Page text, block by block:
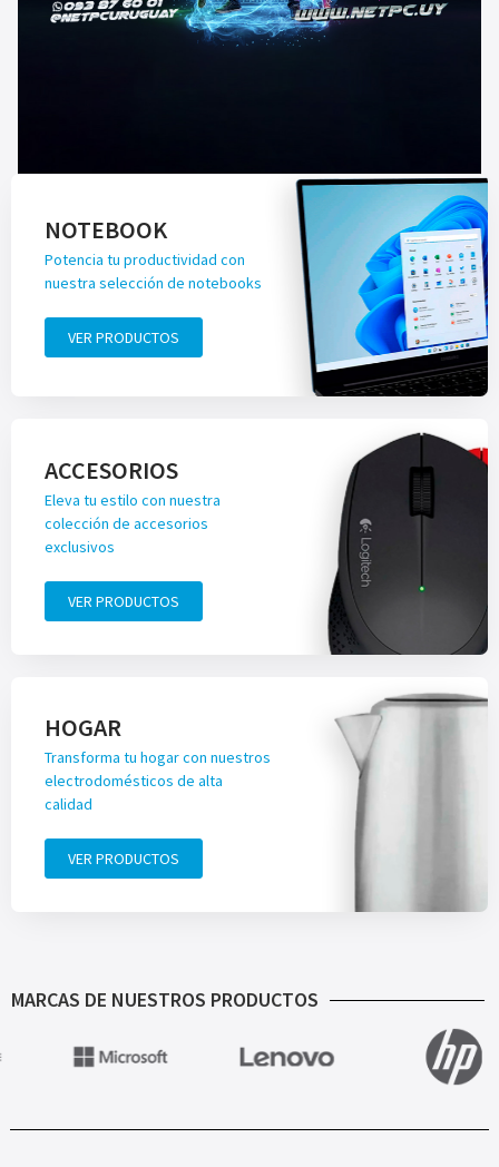
NOTEBOOK
Potencia tu productividad con
nuestra selección de notebooks
VER PRODUCTOS
ACCESORIOS
Eleva tu estilo con nuestra
colección de accesorios
exclusivos
VER PRODUCTOS
HOGAR
Transforma tu hogar con nuestros
electrodomésticos de alta
calidad
VER PRODUCTOS
MARCAS DE NUESTROS PRODUCTOS